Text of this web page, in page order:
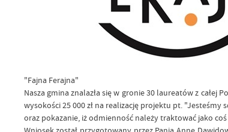
"Fajna Ferajna"
Nasza gmina znalazła się w gronie 30 laureatów z
wysokości 25 000 zł na realizację projektu pt.
oraz pokazanie, iż odmienność należy traktować jako